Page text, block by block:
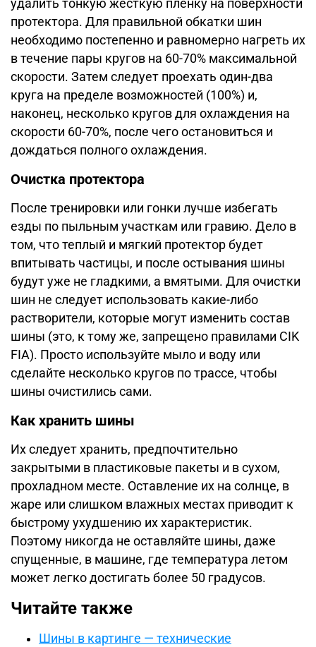
удалить тонкую жесткую пленку на поверхности
протектора. Для правильной обкатки шин
необходимо постепенно и равномерно нагреть их
в течение пары кругов на 60-70% максимальной
скорости. Затем следует проехать один-два
круга на пределе возможностей (100%) и,
наконец, несколько кругов для охлаждения на
скорости 60-70%, после чего остановиться и
дождаться полного охлаждения.
Очистка протектора
После тренировки или гонки лучше избегать
езды по пыльным участкам или гравию. Дело в
том, что теплый и мягкий протектор будет
впитывать частицы, и после остывания шины
будут уже не гладкими, а вмятыми. Для очистки
шин не следует использовать какие-либо
растворители, которые могут изменить состав
шины (это, к тому же, запрещено правилами CIK
FIA). Просто используйте мыло и воду или
сделайте несколько кругов по трассе, чтобы
шины очистились сами.
Как хранить шины
Их следует хранить, предпочтительно
закрытыми в пластиковые пакеты и в сухом,
прохладном месте. Оставление их на солнце, в
жаре или слишком влажных местах приводит к
быстрому ухудшению их характеристик.
Поэтому никогда не оставляйте шины, даже
спущенные, в машине, где температура летом
может легко достигать более 50 градусов.
Читайте также
Шины в картинге — технические